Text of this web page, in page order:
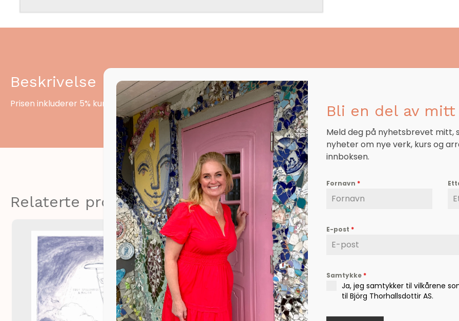
Beskrivelse
Prisen inkluderer 5% kunstavgift.
Relaterte produkter
Bli en del av
Meld deg på nyhetsbrevet mitt,
nyheter om nye verk, kurs og
innboksen.
Fornavn *
E-post *
Samtykke *
Ja, jeg samtykker til vilkårene
til Björg Thorhallsdottir AS.